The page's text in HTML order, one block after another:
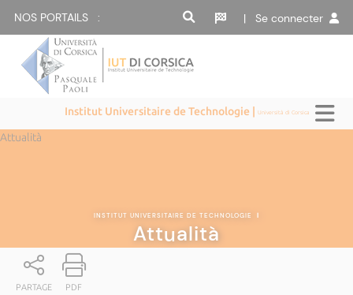
NOS PORTAILS : | Se connecter
Institut Universitaire de Technologie |Università di Corsica
Attualità
INSTITUT UNIVERSITAIRE DE TECHNOLOGIE |
Attualità
PARTAGE PDF